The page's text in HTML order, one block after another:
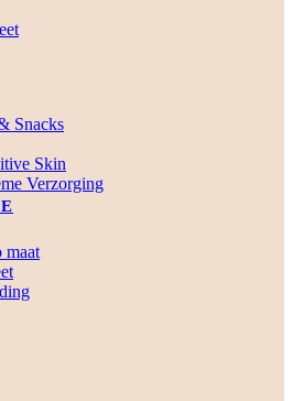
Snacks
Skin
Verzorging
maat